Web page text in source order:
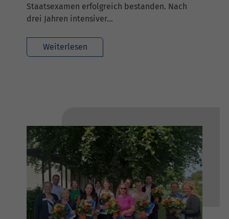
Staatsexamen erfolgreich bestanden. Nach
drei Jahren intensiver…
Weiterlesen